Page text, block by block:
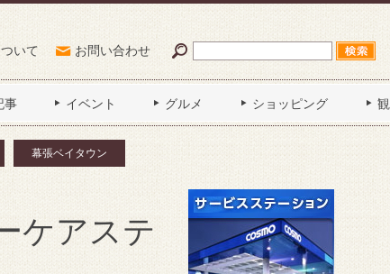
いて お問い合わせ
事 イベント グルメ ショッピング
幕張ベイタウン
ケアステ